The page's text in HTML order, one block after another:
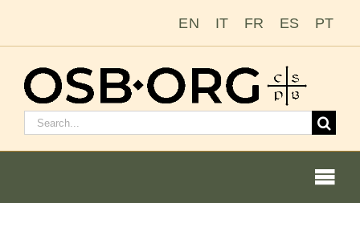
EN IT FR ES PT
Suchen